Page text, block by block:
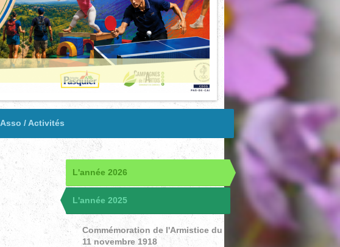
Asso / Activités
L'année 2026
L'année 2025
Commémoration de l'Armistice du
11 novembre 1918